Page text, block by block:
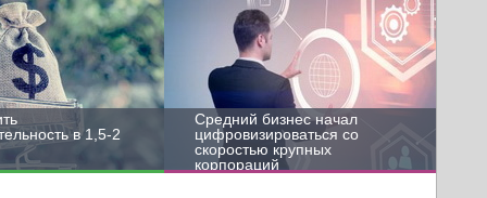
в 1,5-2
Средний бизнес начал
цифровизироваться со
скоростью крупных
корпораций